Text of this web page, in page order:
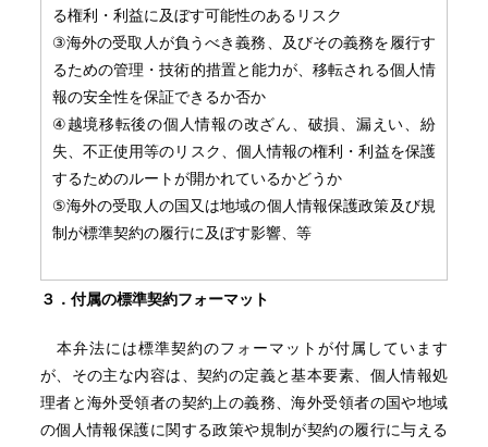
る権利・利益に及ぼす可能性のあるリスク
③海外の受取人が負うべき義務、及びその義務を履行す
るための管理・技術的措置と能力が、移転される個人情
報の安全性を保証できるか否か
④越境移転後の個人情報の改ざん、破損、漏えい、紛
失、不正使用等のリスク、個人情報の権利・利益を保護
するためのルートが開かれているかどうか
⑤海外の受取人の国又は地域の個人情報保護政策及び規
制が標準契約の履行に及ぼす影響、等
３．付属の標準契約フォーマット
本弁法には標準契約のフォーマットが付属しています
が、その主な内容は、契約の定義と基本要素、個人情報処
理者と海外受領者の契約上の義務、海外受領者の国や地域
の個人情報保護に関する政策や規制が契約の履行に与える